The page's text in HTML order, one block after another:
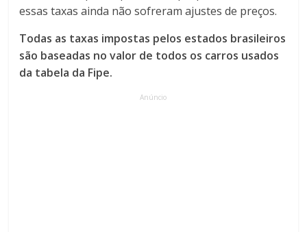
essas taxas ainda não sofreram ajustes de preços.
Todas as taxas impostas pelos estados brasileiros
são baseadas no valor de todos os carros usados ​​
da tabela da Fipe.
Anúncio